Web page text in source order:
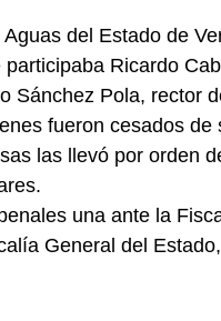
del Estado de
Ricardo
Sánchez Pola, rector
fueron cesados de
las llevó por orden
una ante la
General del